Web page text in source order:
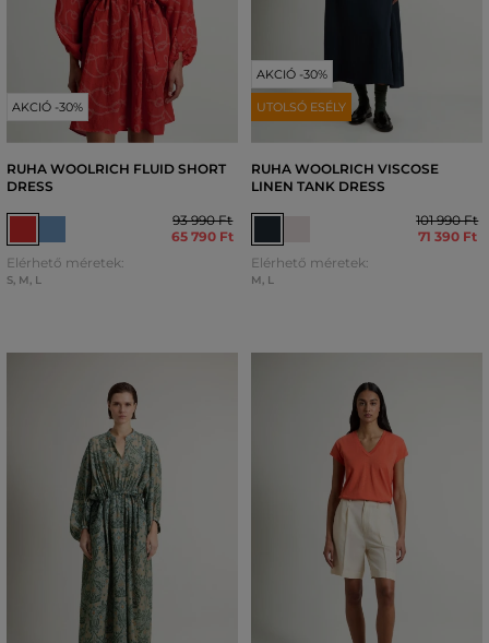
AKCIÓ -30%
RUHA WOOLRICH FLUID SHORT
DRESS
93 990 Ft
65 790 Ft
Elérhető méretek:
S, M, L
AKCIÓ -30%
UTOLSÓ ESÉLY
RUHA WOOLRICH VISCOSE
LINEN TANK DRESS
101 990 Ft
71 390 Ft
Elérhető méretek:
M, L